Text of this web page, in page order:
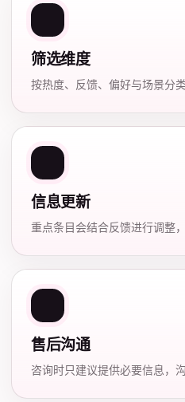
筛选维度
按热度、反馈、偏好与场景分
信息更新
重点条目会结合反馈进行调整
售后沟通
咨询时只建议提供必要信息，